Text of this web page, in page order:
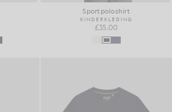
Sportpoloshirt
KINDERKLEDING
£35.00